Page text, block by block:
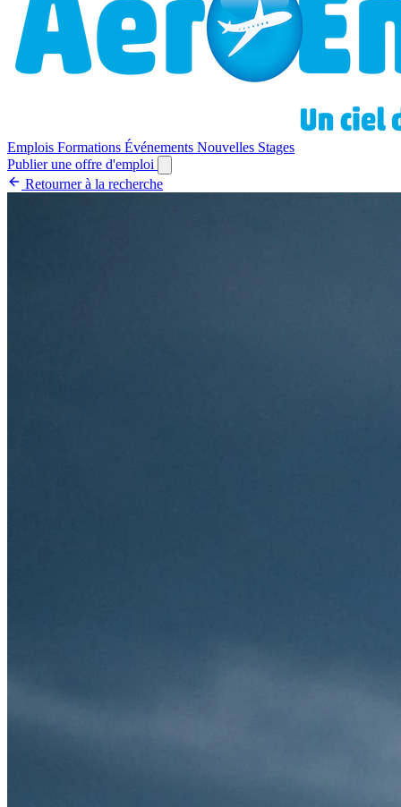
Emplois Formations Événements Nouvelles Stages
Publier une offre d'emploi
Retourner à la recherche